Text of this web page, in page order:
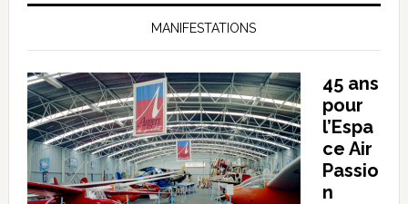
MANIFESTATIONS
45 ans
pour
l’Espa
ce Air
Passio
n